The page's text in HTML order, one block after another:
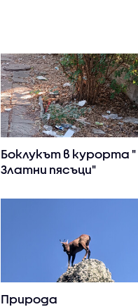
Боклукът в курорта "
Златни пясъци"
Природа